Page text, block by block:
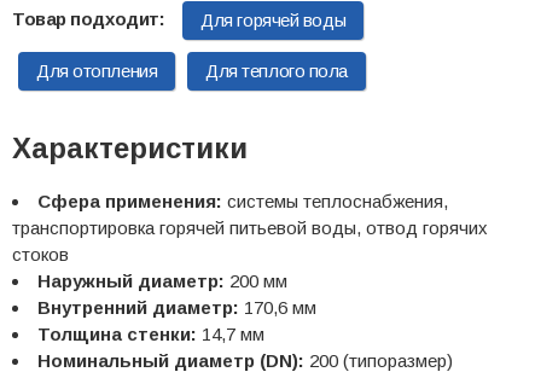
Для горячей воды
Для отопления Для теплого пола
Характеристики
Сфера применения: системы теплоснабжения,
транспортировка горячей питьевой воды, отвод горячих
стоков
Наружный диаметр: 200 мм
Внутренний диаметр: 170,6 мм
Толщина стенки: 14,7 мм
Номинальный диаметр (DN): 200 (типоразмер)